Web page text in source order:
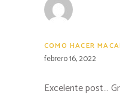
COMO HACER
febrero 16, 2022
Excelente post…